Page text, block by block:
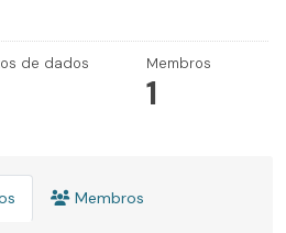
de dados Membros
1
Membros